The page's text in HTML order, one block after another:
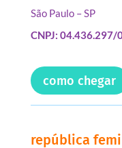
São Paulo – SP
CNPJ: 04.436.297/
como chegar
república